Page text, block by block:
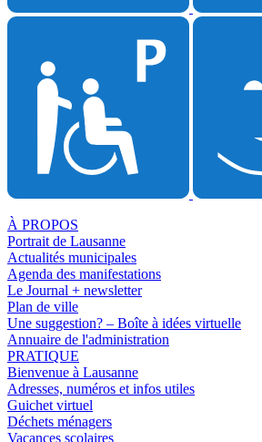
À PROPOS
Portrait de Lausanne
Actualités municipales
Agenda des manifestations
Le Journal + newsletter
Plan de ville
Une suggestion? – Boîte à idées virtuelle
Annuaire de l'administration
PRATIQUE
Bienvenue à Lausanne
Adresses, numéros et infos utiles
Guichet virtuel
Déchets ménagers
Vacances scolaires